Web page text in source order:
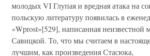
молодых VI Глупая и вредная атака на
польскую литературу появилась в
«Wprost»[529], написанная неизвестной
Савицкой. То, что мы считаем в
лучшим, как произведения Стасюка,